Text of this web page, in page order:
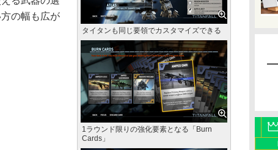
タイタンも同じ要領でカスタマイズできる
1ラウンド限りの強化要素となる「Burn
Cards」
の幅も広が